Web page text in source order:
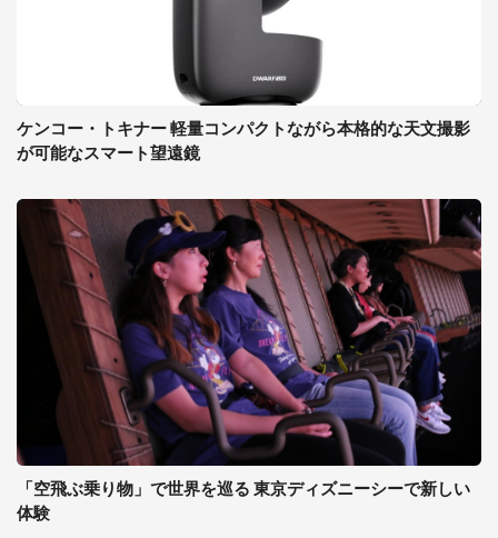
ケンコー・トキナー 軽量コンパクトながら本格的な天文撮影
が可能なスマート望遠鏡
「空飛ぶ乗り物」で世界を巡る 東京ディズニーシーで新しい
体験